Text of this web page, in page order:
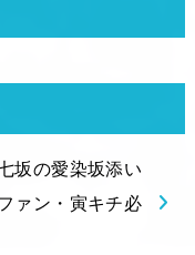
坂の愛染坂添い
ァン・寅キチ必